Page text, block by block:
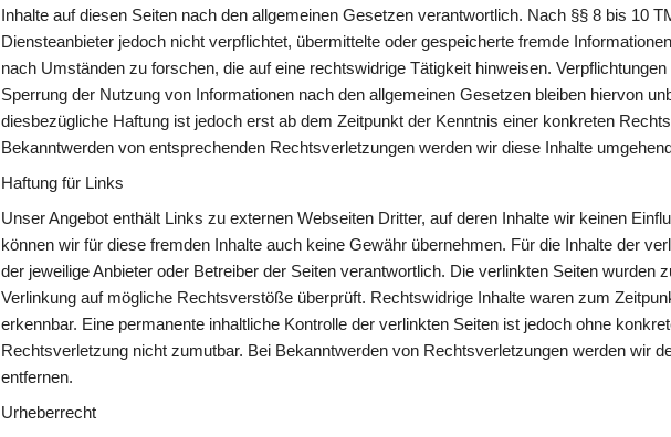
Inhalte auf diesen Seiten nach den allgemeinen Gesetzen verantwortlich. Nach §§ 8 bis 10
Diensteanbieter jedoch nicht verpflichtet, übermittelte oder gespeicherte fremde
nach Umständen zu forschen, die auf eine rechtswidrige Tätigkeit hinweisen.
Sperrung der Nutzung von Informationen nach den allgemeinen Gesetzen bleiben hiervon
diesbezügliche Haftung ist jedoch erst ab dem Zeitpunkt der Kenntnis einer konkreten
Bekanntwerden von entsprechenden Rechtsverletzungen werden wir diese Inhalte
Haftung für Links
Unser Angebot enthält Links zu externen Webseiten Dritter, auf deren Inhalte wir keinen
können wir für diese fremden Inhalte auch keine Gewähr übernehmen. Für die Inhalte der
der jeweilige Anbieter oder Betreiber der Seiten verantwortlich. Die verlinkten Seiten wurden
Verlinkung auf mögliche Rechtsverstöße überprüft. Rechtswidrige Inhalte waren zum
erkennbar. Eine permanente inhaltliche Kontrolle der verlinkten Seiten ist jedoch ohne
Rechtsverletzung nicht zumutbar. Bei Bekanntwerden von Rechtsverletzungen werden wir
entfernen.
Urheberrecht